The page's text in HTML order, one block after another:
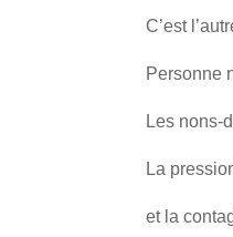
C’est
Personne
Les nons-
La
et la